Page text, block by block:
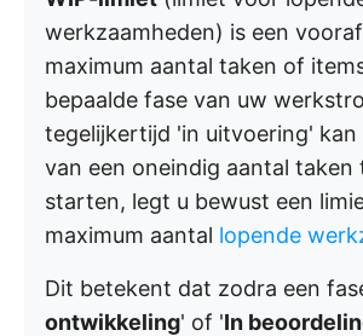
werkzaamheden) is een
maximum aantal taken of
bepaalde fase van uw
tegelijkertijd 'in uitvoering' kan
van een oneindig aantal taken
starten, legt u bewust een
maximum aantal lopende
Dit betekent dat zodra een
ontwikkeling' of 'In